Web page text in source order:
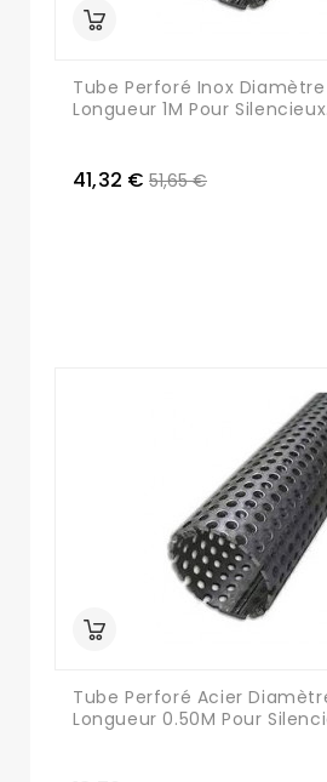
Tube Perforé Inox
Longueur 1M Pour
41,32 € 51,65 €
Tube Perforé Acier
Longueur 0.50M Pour